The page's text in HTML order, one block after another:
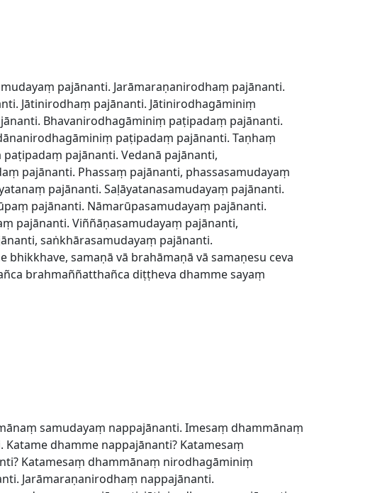
pajānanti. Jarāmaraṇanirodhaṃ pajānanti.
Jātinirodhaṃ pajānanti. Jātinirodhagāminiṃ
Bhavanirodhagāminiṃ paṭipadaṃ pajānanti.
paṭipadaṃ pajānanti. Taṇhaṃ
pajānanti. Vedanā pajānanti,
pajānanti. Phassaṃ pajānanti, phassasamudayaṃ
pajānanti. Saḷāyatanasamudayaṃ pajānanti.
pajānanti. Nāmarūpasamudayaṃ pajānanti.
pajānanti. Viññāṇasamudayaṃ pajānanti,
saṅkhārasamudayaṃ pajānanti.
samaṇā vā brahāmaṇā vā samaṇesu ceva
brahmaññatthañca diṭṭheva dhamme sayaṃ
samudayaṃ nappajānanti. Imesaṃ dhammānaṃ
dhamme nappajānanti? Katamesaṃ
Katamesaṃ dhammānaṃ nirodhagāminiṃ
Jarāmaraṇanirodhaṃ nappajānanti.